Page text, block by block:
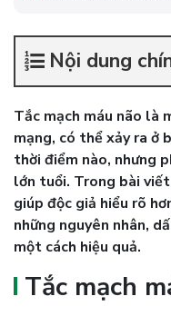
Nội dung
Tắc mạch máu não là
mạng, có thể xảy ra ở
thời điểm nào, nhưng
lớn tuổi. Trong bài
giúp độc giả hiểu rõ
những nguyên nhân,
một cách hiệu quả.
Tắc mạch